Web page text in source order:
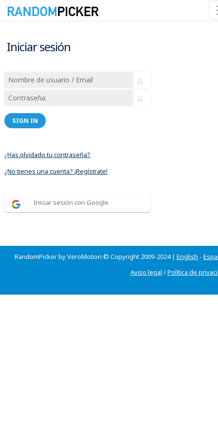
Iniciar sesión
SIGN IN
¿Has olvidado tu contraseña?
¿No tienes una cuenta? ¡Regístrate!
Iniciar sesión con Google
RandomPicker by VeroMotion © Copyright 2009-2024 | English -
Aviso legal /Política de